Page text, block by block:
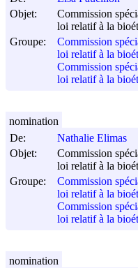
Objet:
Commission
loi relatif à la
Groupe:
Commission
loi relatif à la
Commission
loi relatif à la
De:
Nathalie Elimas
Objet:
Commission
loi relatif à la
Groupe:
Commission
loi relatif à la
Commission
loi relatif à la
nomination
nomination